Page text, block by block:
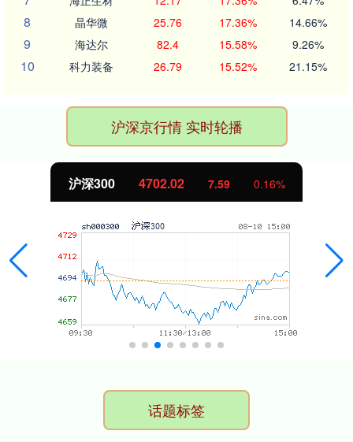
8 晶华微 25.76 17.36% 14.66%
9 海达尔 82.4 15.58% 9.26%
10 科力装备 26.79 15.52% 21.15%
沪深京行情 实时轮播
沪深300 4702.02 7.59 0.16%
话题标签